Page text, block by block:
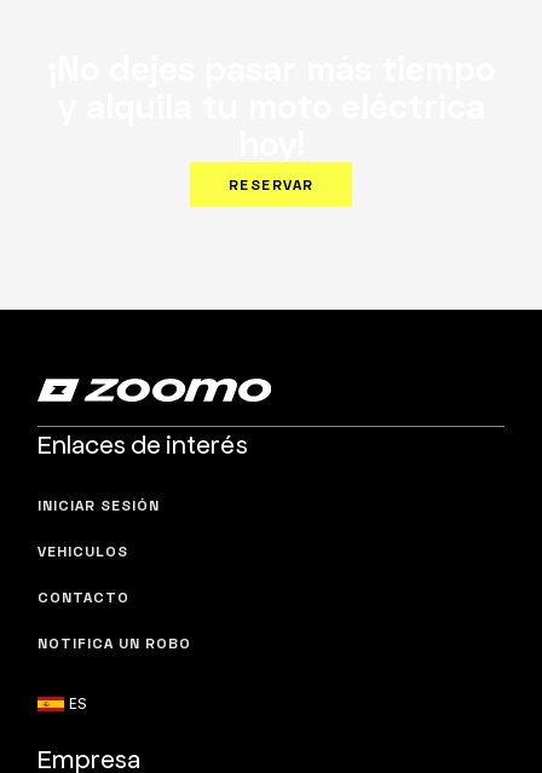
RESERVAR
Enlaces de interés
INICIAR SESIÓN
VEHICULOS
CONTACTO
NOTIFICA UN ROBO
ES
Empresa